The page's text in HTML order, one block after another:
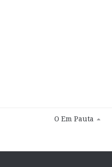
O Em Pauta